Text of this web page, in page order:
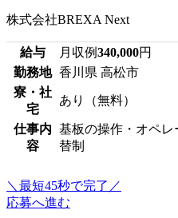
株式会社BREXA Next
給与 月収例340,000円
勤務地 香川県 高松市
寮・社
宅
あり（無料）
仕事内
容
基板の操作・オペレ
替制
＼最短45秒で完了／
応募へ進む